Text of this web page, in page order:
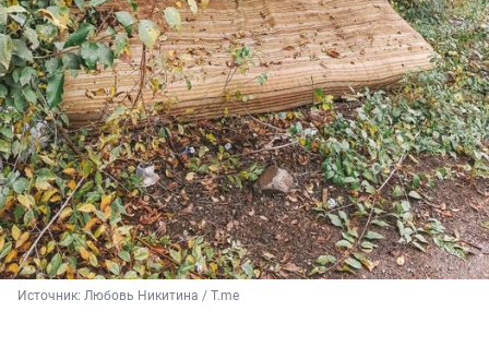
Источник: Любовь Никитина / T.me